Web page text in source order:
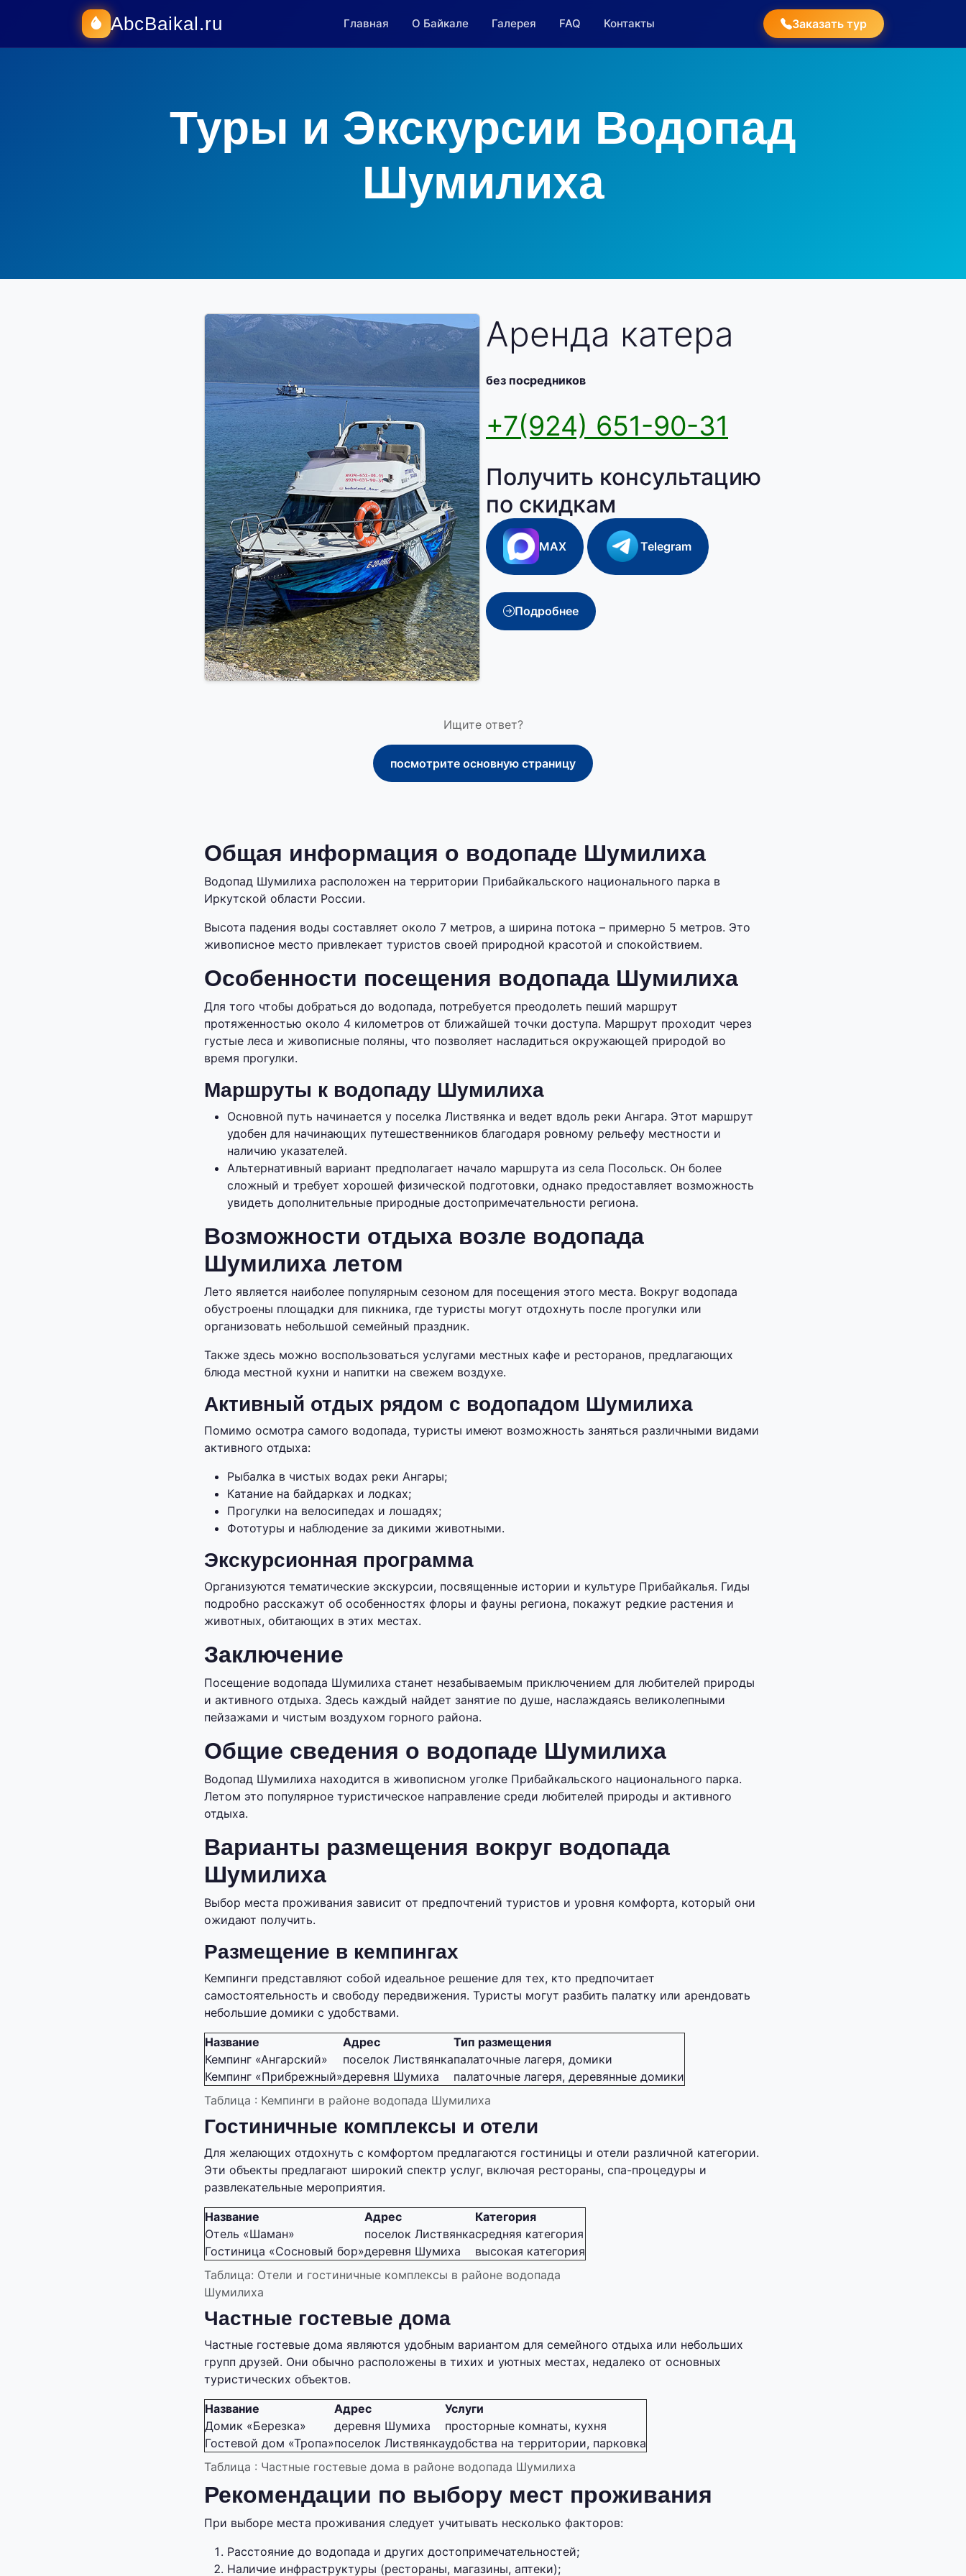
AbcBaikal.ru Главная О Байкале Галерея FAQ Контакты Заказать тур
Туры и Экскурсии Водопад
Шумилиха
Аренда катера
без посредников
+7(924) 651-90-31
Получить консультацию
по скидкам
MAX Telegram
Подробнее
Ищите ответ?
посмотрите основную страницу
Общая информация о водопаде Шумилиха
Водопад Шумилиха расположен на территории Прибайкальского национального парка в
Иркутской области России.
Высота падения воды составляет около 7 метров, а ширина потока – примерно 5 метров. Это
живописное место привлекает туристов своей природной красотой и спокойствием.
Особенности посещения водопада Шумилиха
Для того чтобы добраться до водопада, потребуется преодолеть пеший маршрут
протяженностью около 4 километров от ближайшей точки доступа. Маршрут проходит через
густые леса и живописные поляны, что позволяет насладиться окружающей природой во
время прогулки.
Маршруты к водопаду Шумилиха
Основной путь начинается у поселка Листвянка и ведет вдоль реки Ангара. Этот маршрут
удобен для начинающих путешественников благодаря ровному рельефу местности и
наличию указателей.
Альтернативный вариант предполагает начало маршрута из села Посольск. Он более
сложный и требует хорошей физической подготовки, однако предоставляет возможность
увидеть дополнительные природные достопримечательности региона.
Возможности отдыха возле водопада
Шумилиха летом
Лето является наиболее популярным сезоном для посещения этого места. Вокруг водопада
обустроены площадки для пикника, где туристы могут отдохнуть после прогулки или
организовать небольшой семейный праздник.
Также здесь можно воспользоваться услугами местных кафе и ресторанов, предлагающих
блюда местной кухни и напитки на свежем воздухе.
Активный отдых рядом с водопадом Шумилиха
Помимо осмотра самого водопада, туристы имеют возможность заняться различными видами
активного отдыха:
Рыбалка в чистых водах реки Ангары;
Катание на байдарках и лодках;
Прогулки на велосипедах и лошадях;
Фототуры и наблюдение за дикими животными.
Экскурсионная программа
Организуются тематические экскурсии, посвященные истории и культуре Прибайкалья. Гиды
подробно расскажут об особенностях флоры и фауны региона, покажут редкие растения и
животных, обитающих в этих местах.
Заключение
Посещение водопада Шумилиха станет незабываемым приключением для любителей природы
и активного отдыха. Здесь каждый найдет занятие по душе, наслаждаясь великолепными
пейзажами и чистым воздухом горного района.
Общие сведения о водопаде Шумилиха
Водопад Шумилиха находится в живописном уголке Прибайкальского национального парка.
Летом это популярное туристическое направление среди любителей природы и активного
отдыха.
Варианты размещения вокруг водопада
Шумилиха
Выбор места проживания зависит от предпочтений туристов и уровня комфорта, который они
ожидают получить.
Размещение в кемпингах
Кемпинги представляют собой идеальное решение для тех, кто предпочитает
самостоятельность и свободу передвижения. Туристы могут разбить палатку или арендовать
небольшие домики с удобствами.
Таблица : Кемпинги в районе водопада Шумилиха
Название Адрес
Тип размещения
Кемпинг «Ангарский»
поселок Листвянкапалаточные лагеря, домики
Кемпинг «Прибрежный»деревня Шумиха палаточные лагеря, деревянные домики
Гостиничные комплексы и отели
Для желающих отдохнуть с комфортом предлагаются гостиницы и отели различной категории.
Эти объекты предлагают широкий спектр услуг, включая рестораны, спа-процедуры и
развлекательные мероприятия.
Таблица: Отели и гостиничные комплексы в районе водопада
Шумилиха
Название Адрес
Категория
Отель «Шаман»
поселок Листвянкасредняя категория
Гостиница «Сосновый бор»деревня Шумиха высокая категория
Частные гостевые дома
Частные гостевые дома являются удобным вариантом для семейного отдыха или небольших
групп друзей. Они обычно расположены в тихих и уютных местах, недалеко от основных
туристических объектов.
Таблица : Частные гостевые дома в районе водопада Шумилиха
Название Адрес
Услуги
Домик «Березка»
деревня Шумиха
просторные комнаты, кухня
Гостевой дом «Тропа»поселок Листвянкаудобства на территории, парковка
Рекомендации по выбору мест проживания
При выборе места проживания следует учитывать несколько факторов:
Расстояние до водопада и других достопримечательностей;
Наличие инфраструктуры (рестораны, магазины, аптеки);